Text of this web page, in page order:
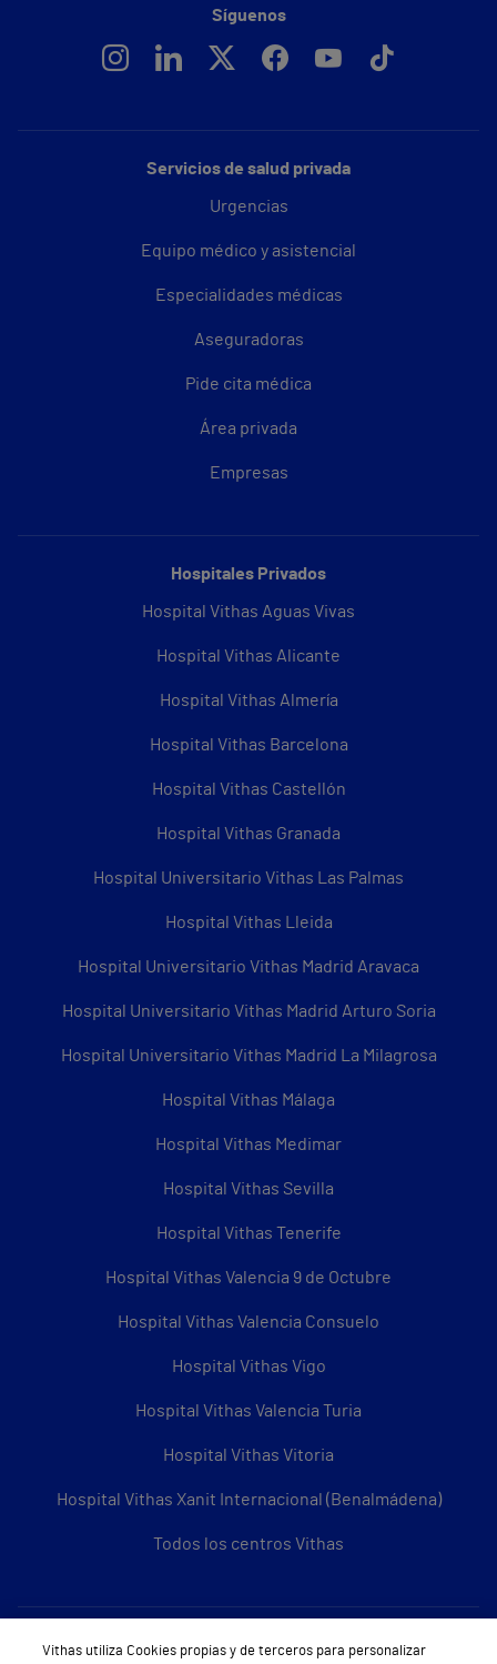
Servicios de salud privada
Urgencias
Equipo médico y asistencial
Especialidades médicas
Aseguradoras
Pide cita médica
Área privada
Empresas
Hospitales Privados
Hospital Vithas Aguas Vivas
Hospital Vithas Alicante
Hospital Vithas Almería
Hospital Vithas Barcelona
Hospital Vithas Castellón
Hospital Vithas Granada
Hospital Universitario Vithas Las Palmas
Hospital Vithas Lleida
Hospital Universitario Vithas Madrid Aravaca
Hospital Universitario Vithas Madrid Arturo Soria
Hospital Universitario Vithas Madrid La Milagrosa
Hospital Vithas Málaga
Hospital Vithas Medimar
Hospital Vithas Sevilla
Hospital Vithas Tenerife
Hospital Vithas Valencia 9 de Octubre
Hospital Vithas Valencia Consuelo
Hospital Vithas Vigo
Hospital Vithas Valencia Turia
Hospital Vithas Vitoria
Hospital Vithas Xanit Internacional (Benalmádena)
Todos los centros Vithas
Sobre Vithas
Síguenos
Vithas utiliza Cookies propias y de terceros para personalizar